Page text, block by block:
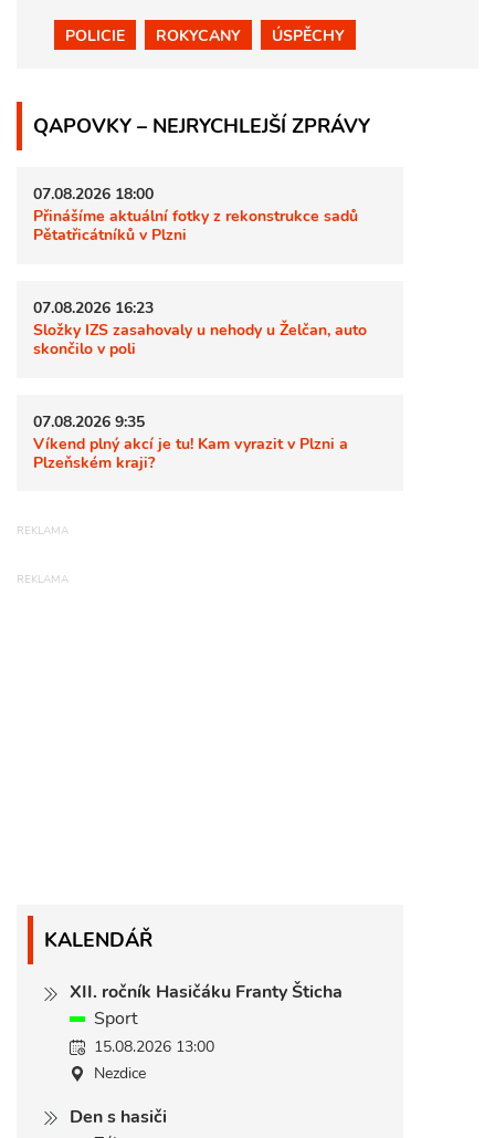
POLICIE ROKYCANY ÚSPĚCHY
QAPOVKY – NEJRYCHLEJŠÍ ZPRÁVY
07.08.2026 18:00
Přinášíme aktuální fotky z rekonstrukce sadů
Pětatřicátníků v Plzni
07.08.2026 16:23
Složky IZS zasahovaly u nehody u Želčan, auto
skončilo v poli
07.08.2026 9:35
Víkend plný akcí je tu! Kam vyrazit v Plzni a
Plzeňském kraji?
KALENDÁŘ
XII. ročník Hasičáku Franty Šticha
Sport
15.08.2026 13:00
Nezdice
Den s hasiči